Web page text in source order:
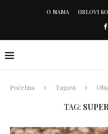
O NAMA USLOVI
Početna Tagovi
TAG: